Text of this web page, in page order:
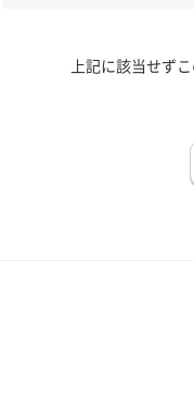
上記に該当せず